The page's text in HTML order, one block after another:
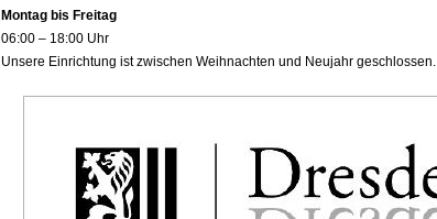
Montag bis Freitag
06:00 – 18:00 Uhr
Unsere Einrichtung ist zwischen Weihnachten und Neujahr geschlossen.